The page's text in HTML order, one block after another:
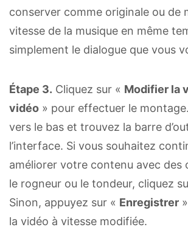
conserver comme originale ou de
vitesse de la musique en même
simplement le dialogue que vous
Étape 3. Cliquez sur « Modifier la
vidéo » pour effectuer le
vers le bas et trouvez la barre
l’interface. Si vous souhaitez
améliorer votre contenu avec des
le rogneur ou le tondeur, cliquez
Sinon, appuyez sur « Enregistrer
la vidéo à vitesse modifiée.